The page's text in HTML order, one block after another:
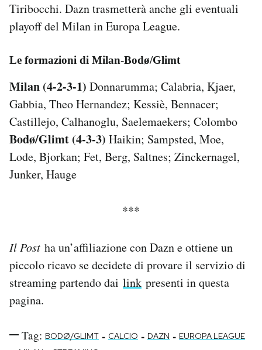
Tiribocchi. Dazn trasmetterà anche gli eventuali
playoff del Milan in Europa League.
Le formazioni di Milan-Bodø/Glimt
Milan (4-2-3-1) Donnarumma; Calabria, Kjaer,
Gabbia, Theo Hernandez; Kessiè, Bennacer;
Castillejo, Calhanoglu, Saelemaekers; Colombo
Bodø/Glimt (4-3-3) Haikin; Sampsted, Moe,
Lode, Bjorkan; Fet, Berg, Saltnes; Zinckernagel,
Junker, Hauge
***
Il Post ha un’affiliazione con Dazn e ottiene un
piccolo ricavo se decidete di provare il servizio di
streaming partendo dai link presenti in questa
pagina.
Tag: BODØ/GLIMT - CALCIO - DAZN - EUROPA LEAGUE